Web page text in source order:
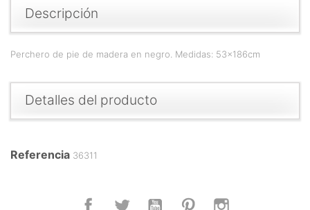
Descripción
Perchero de pie de madera en negro. Medidas: 53x186cm
Detalles del producto
Referencia 36311
FacebookTwitter YouTube Pinterest